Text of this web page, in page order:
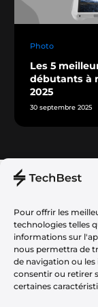
Pour offrir les
technologies telles
informations sur
nous permettra de
de navigation ou
consentir ou retirer
certaines
Photo
Les 5
débutants à
2025
30 septembre 2025
Téléphonie
Audio
Informatique
Gaming
Maison